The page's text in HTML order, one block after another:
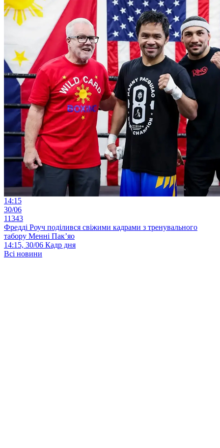
14:15
30/06
11343
Фредді Роуч поділився свіжими кадрами з тренувального
табору Менні Пак’яо
14:15, 30/06 Кадр дня
Всі новини